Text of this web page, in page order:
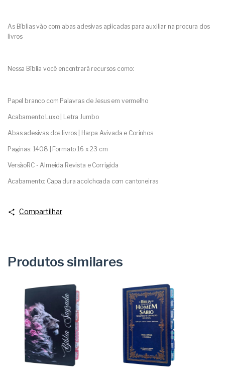
As Bíblias vão com abas adesivas aplicadas para auxiliar na procura dos
livros
Nessa Bíblia você encontrará recursos como:
Papel branco com Palavras de Jesus em vermelho
Acabamento Luxo | Letra Jumbo
Abas adesivas dos livros | Harpa Avivada e Corinhos
Paginas: 1408 | Formato 16 x 23 cm
VersãoRC - Almeida Revista e Corrigida
Acabamento: Capa dura acolchoada com cantoneiras
Compartilhar
Produtos similares